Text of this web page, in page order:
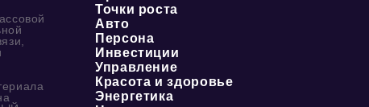
Точки роста
Авто
Персона
Инвестиции
Управление
Красота и здоровье
Энергетика